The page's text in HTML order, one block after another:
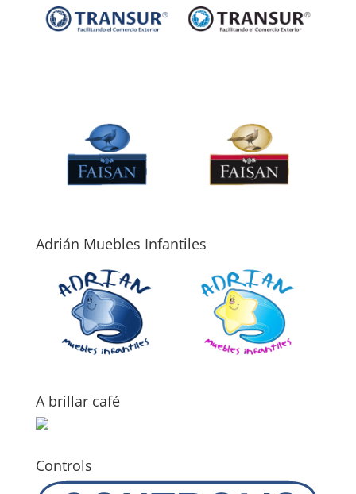
Adrián Muebles Infantiles
A brillar café
Controls